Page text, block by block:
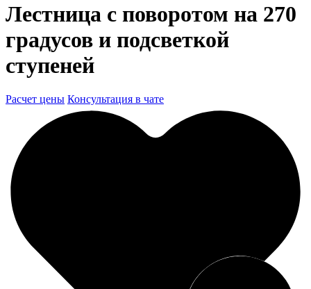
Лестница с поворотом на 270
градусов и подсветкой
ступеней
Расчет цены Консультация в чате